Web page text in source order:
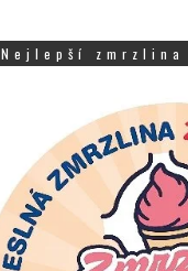
Nejlepší zmrzlina